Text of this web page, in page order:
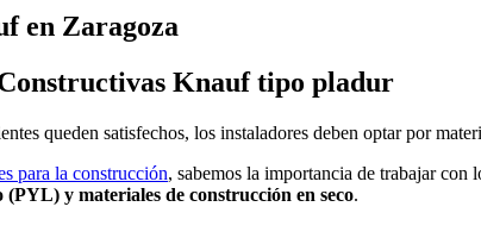
en Zaragoza
Knauf tipo pladur
queden satisfechos, los instaladores deben optar por
para la construcción, sabemos la importancia de trabajar con
(PYL) y materiales de construcción en seco.